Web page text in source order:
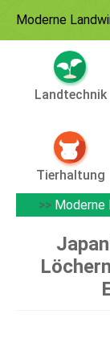
Moderne
Landtechnik
Tierhaltung
>>